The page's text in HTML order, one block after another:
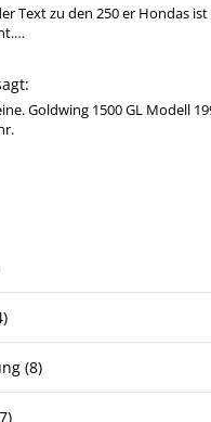
Text zu den 250 er Hondas
Goldwing 1500 GL Modell
(8)